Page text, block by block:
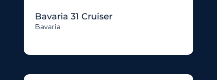
Bavaria 31 Cruiser
Bavaria